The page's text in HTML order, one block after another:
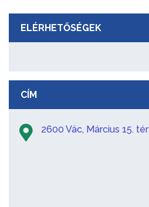
ELÉRHETŐSÉGEK
CÍM
2600 Vác, Március 15. tér